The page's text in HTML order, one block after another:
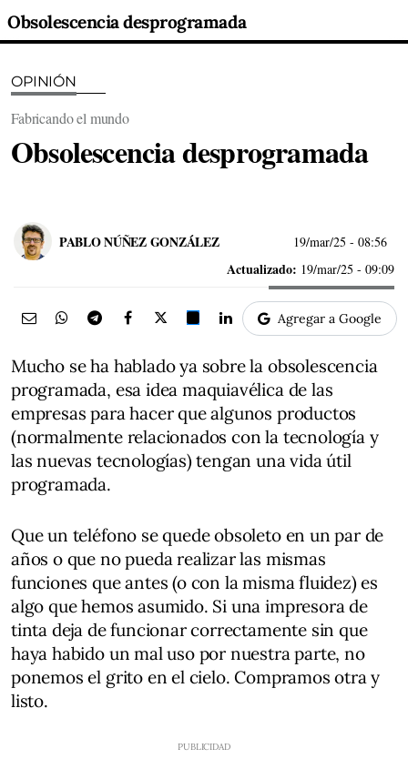
Obsolescencia desprogramada
OPINIÓN
Fabricando el mundo
Obsolescencia desprogramada
PABLO NÚÑEZ GONZÁLEZ 19/mar/25 - 08:56
Actualizado: 19/mar/25 - 09:09
Agregar a Google
Mucho se ha hablado ya sobre la obsolescencia
programada, esa idea maquiavélica de las
empresas para hacer que algunos productos
(normalmente relacionados con la tecnología y
las nuevas tecnologías) tengan una vida útil
programada.
Que un teléfono se quede obsoleto en un par de
años o que no pueda realizar las mismas
funciones que antes (o con la misma fluidez) es
algo que hemos asumido. Si una impresora de
tinta deja de funcionar correctamente sin que
haya habido un mal uso por nuestra parte, no
ponemos el grito en el cielo. Compramos otra y
listo.